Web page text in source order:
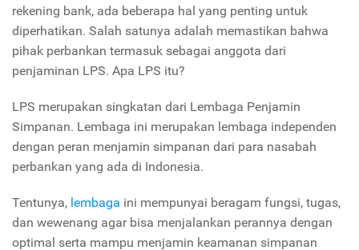
rekening bank, ada beberapa hal yang penting untuk
diperhatikan. Salah satunya adalah memastikan bahwa
pihak perbankan termasuk sebagai anggota dari
penjaminan LPS. Apa LPS itu?
LPS merupakan singkatan dari Lembaga Penjamin
Simpanan. Lembaga ini merupakan lembaga independen
dengan peran menjamin simpanan dari para nasabah
perbankan yang ada di Indonesia.
Tentunya, lembaga ini mempunyai beragam fungsi, tugas,
dan wewenang agar bisa menjalankan perannya dengan
optimal serta mampu menjamin keamanan simpanan